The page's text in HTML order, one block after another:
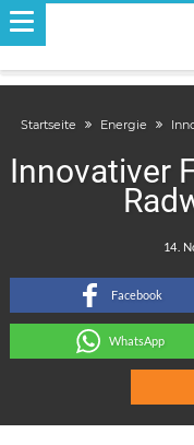
Startseite Energie
Innovativer
Facebook
WhatsApp